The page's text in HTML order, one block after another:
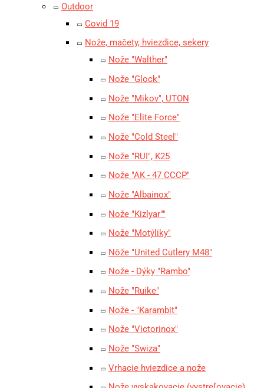
Outdoor
Covid 19
Nože, mačety, hviezdice, sekery
Nože "Walther"
Nože "Glock"
Nože "Mikov", UTON
Nože "Elite Force"
Nože "Cold Steel"
Nože "RUI", K25
Nože "AK - 47 CCCP"
Nože "Albainox"
Nože "Kizlyar""
Nože "Motýliky"
Nôže "United Cutlery M48"
Nože - Dýky "Rambo"
Nože "Ruike"
Nože - "Karambit"
Nože "Victorinox"
Nože "Swiza"
Vrhacie hviezdice a nože